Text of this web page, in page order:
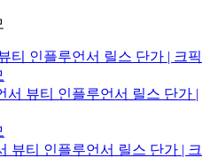
티 인플루언서 릴스 단가 | 크픽
뷰티 인플루언서 릴스 단가 |
뷰티 인플루언서 릴스 단가 | 크